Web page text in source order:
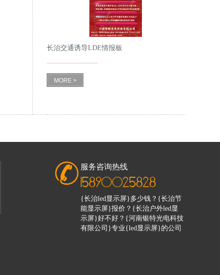
长治交通诱导LDE情报板
MORE >
服务咨询热线
15890025828
{长治led显示屏}多少钱？{长治节
能显示屏}报价？{长治户外led显
示屏}好不好？{河南银特光电科技
有限公司}专业{led显示屏}的公司